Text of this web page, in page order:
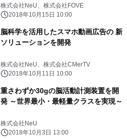
新サービス(NeU-VR)提供開始
株式会社NeU、株式会社FOVE
2018年10月15日 10:00
脳科学を活用したスマホ動画広告の 新
ソリューションを開発
株式会社NeU、株式会社CMerTV
2018年10月11日 10:00
重さわずか30gの脳活動計測装置を開
発 ～世界最小・最軽量クラスを実現～
株式会社NeU
2018年10月3日 13:00